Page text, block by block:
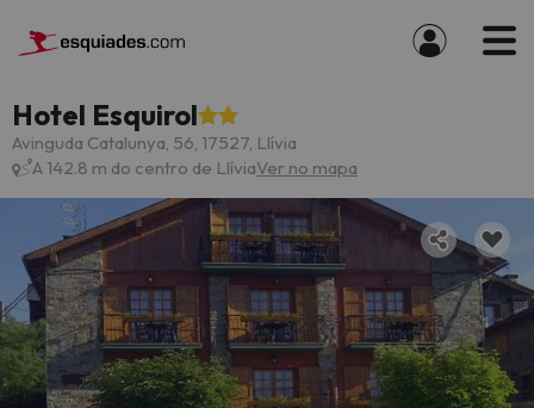
Hotel Esquirol
Avinguda Catalunya, 56, 17527, Llívia
A 142.8 m do centro de LlíviaVer no mapa